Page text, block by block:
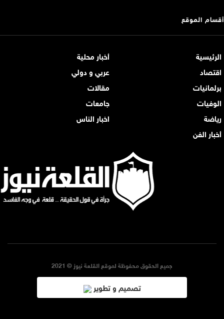
أقسام الموقع
الرئيسية
أخبار محلية
اقتصاد
عربي و دولي
برلمانيات
مقالات
الوفيات
جامعات
رياضة
اخبار الناس
أخبار الفن
جميع الحقوق محفوظة لموقع القلعة نيوز © 2021
تصميم و تطوير